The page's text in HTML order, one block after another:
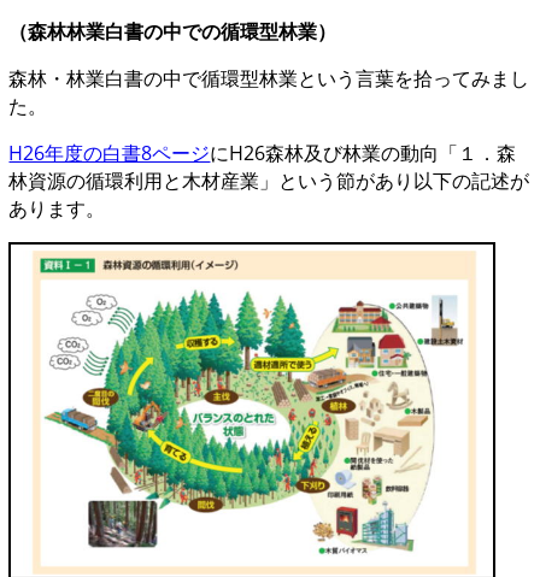
（森林林業白書の中での循環型林業）
森林・林業白書の中で循環型林業という言葉を拾ってみまし
た。
H26年度の白書8ページにH26森林及び林業の動向「１．森
林資源の循環利用と木材産業」という節があり以下の記述が
あります。